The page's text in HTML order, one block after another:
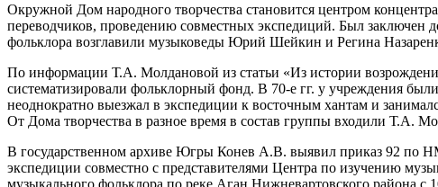
Окружной Дом народного творчества становится центром
переводчиков, проведению совместных экспедиций. Был заключен
фольклора возглавили музыковеды Юрий Шейкин и Регина
По информации Т.А. Молдановой из статьи «Из истории
систематизировали фольклорный фонд. В 70-е гг. у учреждения
неоднократно выезжал в экспедиции к восточным хантам и
От Дома творчества в разное время в состав группы входили
В государственном архиве Югры Конев А.В. выявил приказ 92 по
экспедиции совместно с представителями Центра по изучению
музыкального фольклора по реке Аган Нижневартовского района с